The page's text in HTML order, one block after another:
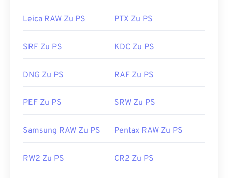
Leica RAW Zu PS PTX Zu PS
SRF Zu PS KDC Zu PS
DNG Zu PS RAF Zu PS
PEF Zu PS SRW Zu PS
Samsung RAW Zu PS Pentax RAW Zu PS
RW2 Zu PS CR2 Zu PS